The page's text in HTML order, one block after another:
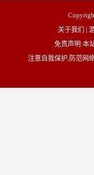
关于我们 |
免责声明:本
注意自我保护,防范网